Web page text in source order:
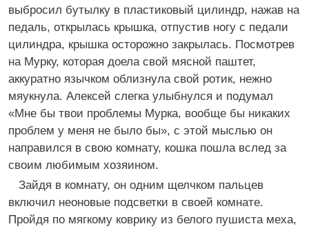
выбросил бутылку в пластиковый цилиндр, нажав на
педаль, открылась крышка, отпустив ногу с педали
цилиндра, крышка осторожно закрылась. Посмотрев
на Мурку, которая доела свой мясной паштет,
аккуратно язычком облизнула свой ротик, нежно
мяукнула. Алексей слегка улыбнулся и подумал
«Мне бы твои проблемы Мурка, вообще бы никаких
проблем у меня не было бы», с этой мыслью он
направился в свою комнату, кошка пошла вслед за
своим любимым хозяином.
Зайдя в комнату, он одним щелчком пальцев
включил неоновые подсветки в своей комнате.
Пройдя по мягкому коврику из белого пушиста меха,